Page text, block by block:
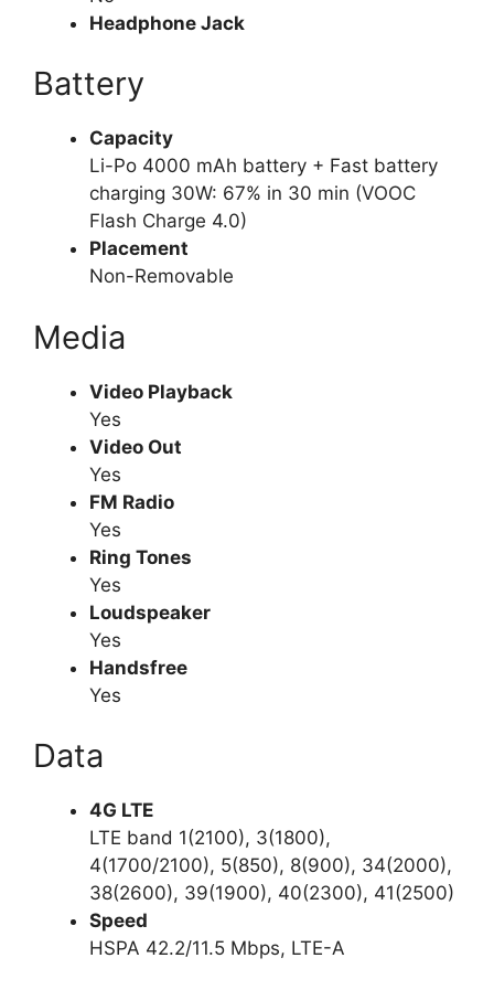
Headphone Jack
Battery
Capacity
Li-Po 4000 mAh battery + Fast battery
charging 30W: 67% in 30 min (VOOC
Flash Charge 4.0)
Placement
Non-Removable
Media
Video Playback
Yes
Video Out
Yes
FM Radio
Yes
Ring Tones
Yes
Loudspeaker
Yes
Handsfree
Yes
Data
4G LTE
LTE band 1(2100), 3(1800),
4(1700/2100), 5(850), 8(900), 34(2000),
38(2600), 39(1900), 40(2300), 41(2500)
Speed
HSPA 42.2/11.5 Mbps, LTE-A